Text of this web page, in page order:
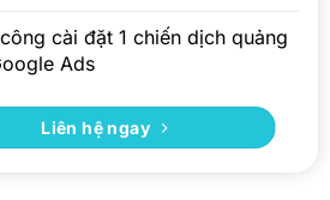
cài đặt 1 chiến dịch quảng
Ads
Liên hệ ngay